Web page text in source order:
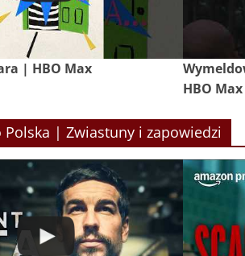
| HBO Max
HBO Max
Polska | Zwiastuny i zapowiedzi